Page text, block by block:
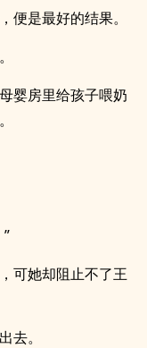
便是最好的结果。
婴房里给孩子喂奶
可她却阻止不了王
去。